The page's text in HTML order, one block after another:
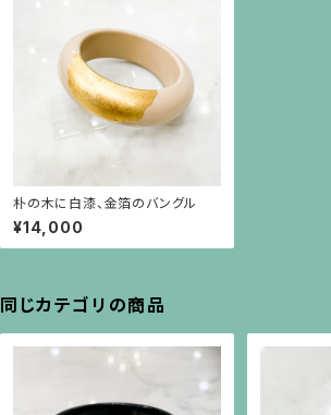
朴の木に白漆、金箔のバングル
¥14,000
同じカテゴリの商品